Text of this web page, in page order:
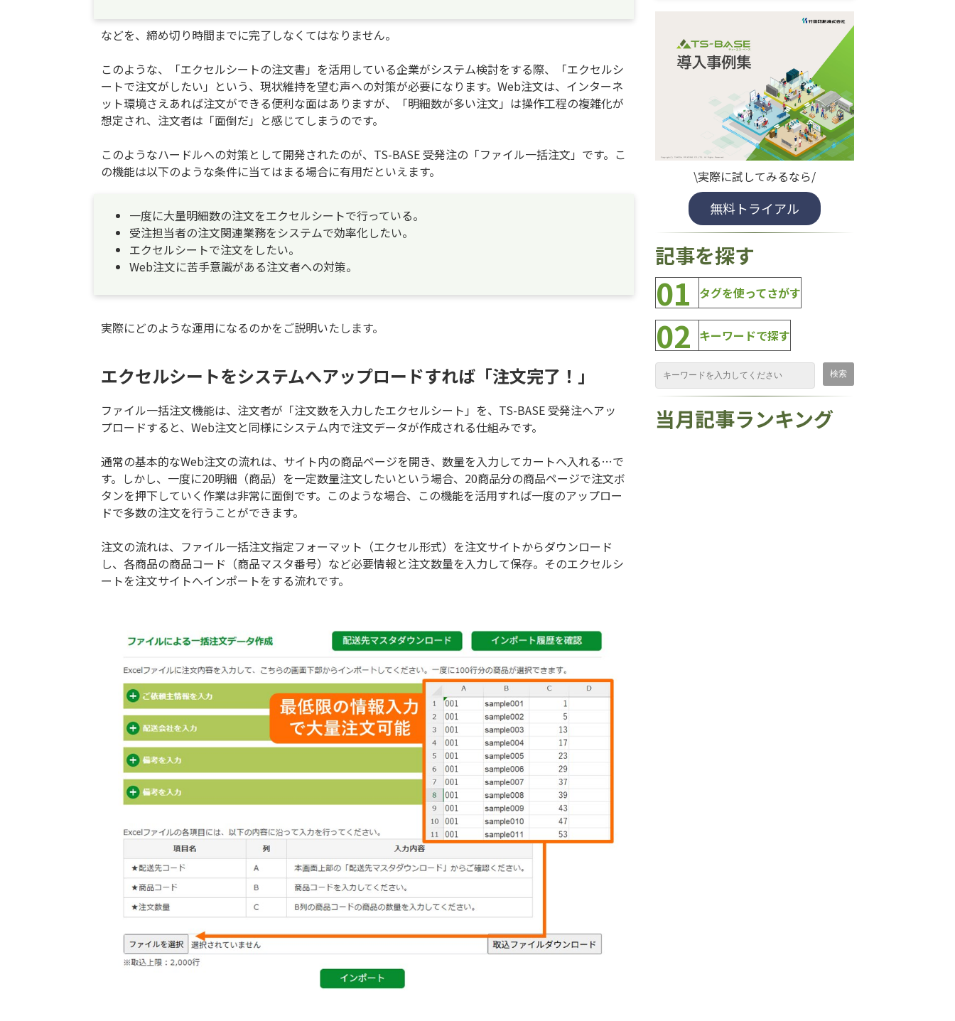
などを、締め切り時間までに完了しなくてはなりません。
このような、「エクセルシートの注文書」を活用している企業がシステム検討をする際、「エクセルシ
ートで注文がしたい」という、現状維持を望む声への対策が必要になります。Web注文は、インターネ
ット環境さえあれば注文ができる便利な面はありますが、「明細数が多い注文」は操作工程の複雑化が
想定され、注文者は「面倒だ」と感じてしまうのです。
このようなハードルへの対策として開発されたのが、TS-BASE 受発注の「ファイル一括注文」です。こ
の機能は以下のような条件に当てはまる場合に有用だといえます。
一度に大量明細数の注文をエクセルシートで行っている。
受注担当者の注文関連業務をシステムで効率化したい。
エクセルシートで注文をしたい。
Web注文に苦手意識がある注文者への対策。
実際にどのような運用になるのかをご説明いたします。
エクセルシートをシステムへアップロードすれば「注文完了！」
ファイル一括注文機能は、注文者が「注文数を入力したエクセルシート」を、TS-BASE 受発注へアッ
プロードすると、Web注文と同様にシステム内で注文データが作成される仕組みです。
通常の基本的なWeb注文の流れは、サイト内の商品ページを開き、数量を入力してカートへ入れる…で
す。しかし、一度に20明細（商品）を一定数量注文したいという場合、20商品分の商品ページで注文ボ
タンを押下していく作業は非常に面倒です。このような場合、この機能を活用すれば一度のアップロー
ドで多数の注文を行うことができます。
注文の流れは、ファイル一括注文指定フォーマット（エクセル形式）を注文サイトからダウンロード
し、各商品の商品コード（商品マスタ番号）など必要情報と注文数量を入力して保存。そのエクセルシ
ートを注文サイトへインポートをする流れです。
\実際に試してみるなら/
無料トライアル
記事を探す
01 タグを使ってさがす
02 キーワードで探す
当月記事ランキング